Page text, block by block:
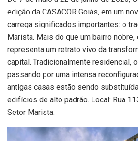
edição da CASACOR Goiás, em um
carrega significados importantes: o
Marista. Mais do que um bairro
representa um retrato vivo da
capital. Tradicionalmente residencial,
passando por uma intensa
antigas casas estão sendo
edifícios de alto padrão. Local: Rua
Setor Marista.